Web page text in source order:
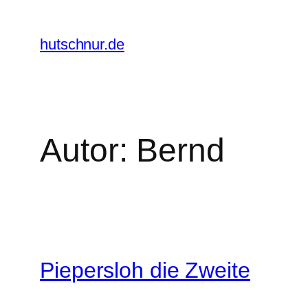
Inhalt
springen
hutschnur.de
Autor: Bernd
Piepersloh die Zweite